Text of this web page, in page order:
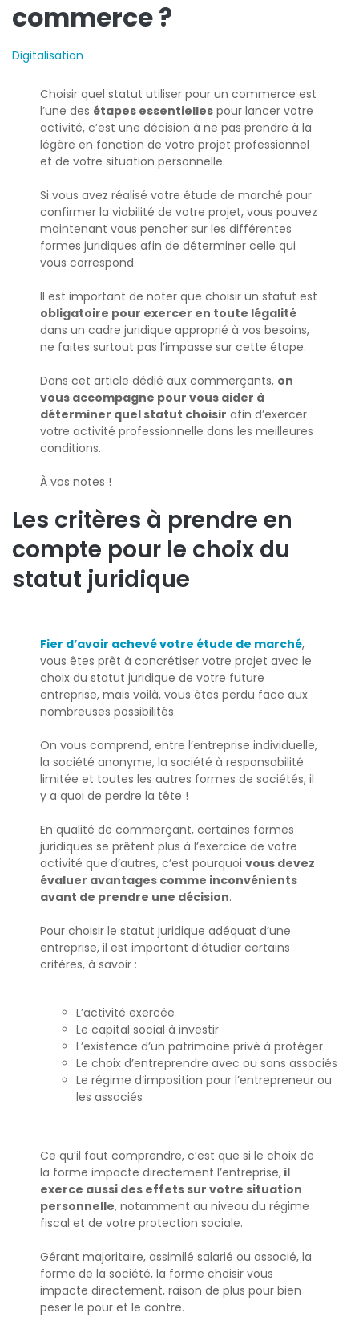
commerce ?
Digitalisation
Choisir quel statut utiliser pour un commerce est
l’une des étapes essentiellespour lancer votre
activité, c’est une décision à ne pas prendre à la
légère en fonction de votre projet professionnel
et de votre situation personnelle.
Si vous avez réalisé votre étude de marché pour
confirmer la viabilité de votre projet, vous pouvez
maintenant vous pencher sur les différentes
formes juridiques afin de déterminer celle qui
vous correspond.
Il est important de noter que choisir un statut est
obligatoire pour exercer en toute légalité
dans un cadre juridique approprié à vos besoins,
ne faites surtout pas l’impasse sur cette étape.
Dans cet article dédié aux commerçants, on
vous accompagne pour vous aider à
déterminer quel statut choisir afin d’exercer
votre activité professionnelle dans les meilleures
conditions.
À vos notes !
Les critères à prendre en
compte pour le choix du
statut juridique
Fier d’avoir achevé votre étude de marché,
vous êtes prêt à concrétiser votre projet avec le
choix du statut juridique de votre future
entreprise, mais voilà, vous êtes perdu face aux
nombreuses possibilités.
On vous comprend, entre l’entreprise individuelle,
la société anonyme, la société à responsabilité
limitée et toutes les autres formes de sociétés, il
y a quoi de perdre la tête !
En qualité de commerçant, certaines formes
juridiques se prêtent plus à l’exercice de votre
activité que d’autres, c’est pourquoi vous devez
évaluer avantages comme inconvénients
avant de prendre une décision.
Pour choisir le statut juridique adéquat d’une
entreprise, il est important d’étudier certains
critères, à savoir :
L’activité exercée
Le capital social à investir
L’existence d’un patrimoine privé à protéger
Le choix d’entreprendre avec ou sans associés
Le régime d’imposition pour l’entrepreneur ou
les associés
Ce qu’il faut comprendre, c’est que si le choix de
la forme impacte directement l’entreprise,il
exerce aussi des effets sur votre situation
personnelle, notamment au niveau du régime
fiscal et de votre protection sociale.
Gérant majoritaire, assimilé salarié ou associé, la
forme de la société, la forme choisir vous
impacte directement, raison de plus pour bien
peser le pour et le contre.